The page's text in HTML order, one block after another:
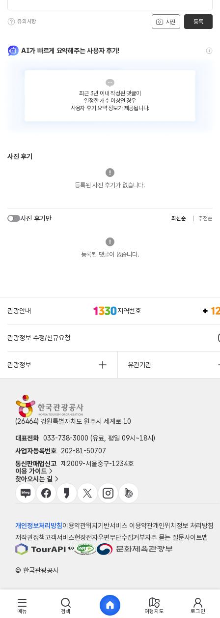
사진
유의사항 등록
AI가 빠르게 요약해주는 사용자 후기!
최근 3년 이내 작성된 댓글이
일정한 개수 이상인 경우
사용자 후기 요약 정보가 제공됩니다.
사진 후기
등록된 사진 후기가 없습니다.
사진 후기만 최신순 추천순
등록된 댓글이 없습니다.
관광안내 지역번호
관광정보 수정/신규요청
관광정보 유관기관
(26464) 강원특별자치도 원주시 세계로 10
대표전화 033-738-3000 (유료, 평일 09시~18시)
사업자등록번호
202-81-50707
통신판매업신고 제2009-서울중구-1234호
이용 가이드
찾아오시는 길
개인정보처리방침이용약관위치기반서비스 이용약관개인위치정보 처리방침
저작권정책고객서비스헌장전자우편무단수집거부자주 묻는 질문사이트맵
© 한국관광공사
메뉴 검색 여행지도 로그인